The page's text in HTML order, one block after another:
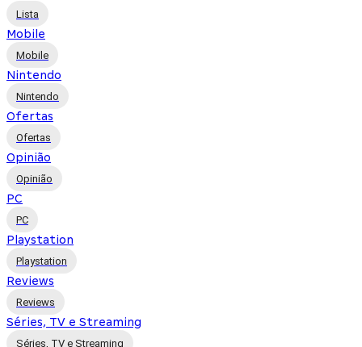
Lista
Mobile
Mobile
Nintendo
Nintendo
Ofertas
Ofertas
Opinião
Opinião
PC
PC
Playstation
Playstation
Reviews
Reviews
Séries, TV e Streaming
Séries, TV e Streaming